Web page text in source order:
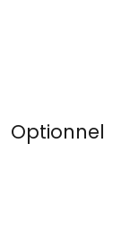
Optionnel